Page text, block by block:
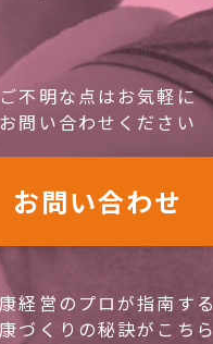
ご不明な点はお気軽に
お問い合わせください
お問い合わせ
経営のプロが指南する
づくりの秘訣がこちら